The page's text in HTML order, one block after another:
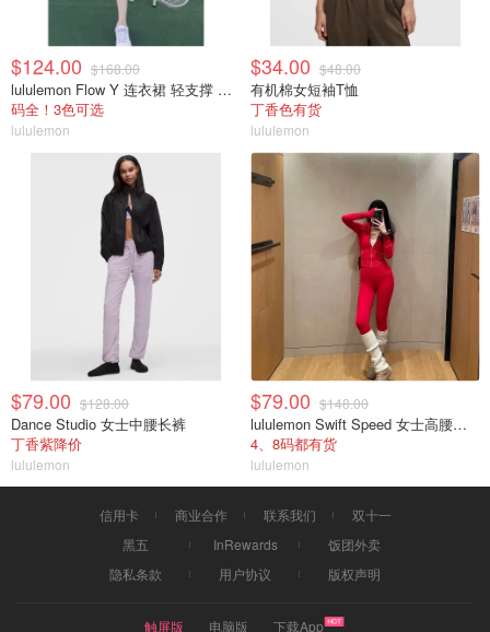
$124.00 $168.00
lululemon Flow Y 连衣裙 轻支撑 B/C杯
码全！3色可选
lululemon
$34.00 $48.00
有机棉女短袖T恤
丁香色有货
lululemon
$79.00 $128.00
Dance Studio 女士中腰长裤
丁香紫降价
lululemon
$79.00 $148.00
lululemon Swift Speed 女士高腰紧身裤
4、8码都有货
lululemon
信用卡 商业合作 联系我们
双十一
黑五
InRewards
饭团外卖
隐私条款
用户协议 版权声明
触屏版 电脑版 下载App